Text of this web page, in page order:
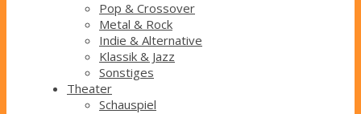
Pop & Crossover
Metal & Rock
Indie & Alternative
Klassik & Jazz
Sonstiges
Theater
Schauspiel